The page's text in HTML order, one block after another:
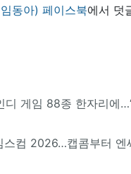
동아) 페이스북에서 덧
게임 88종 한자리에
스컴 2026…캡콤부터 엔